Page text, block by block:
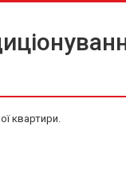
квартири.